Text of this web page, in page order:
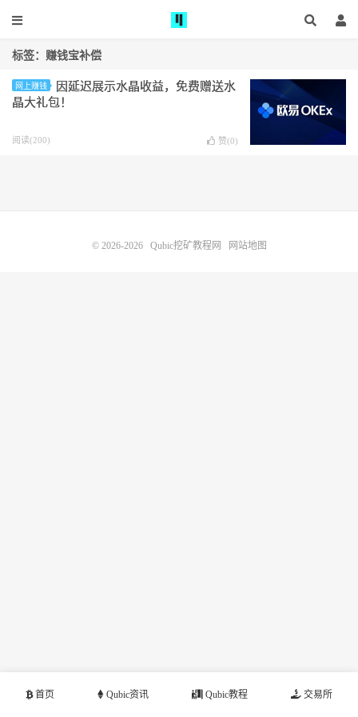
标签：赚钱宝补偿
网上赚钱
因延迟展示水晶收益，免费赠送水
晶大礼包！
阅读(200) 赞(0)
首页 Qubic资讯 Qubic教程 交易所
© 2026-2026 Qubic挖矿教程网 网站地图